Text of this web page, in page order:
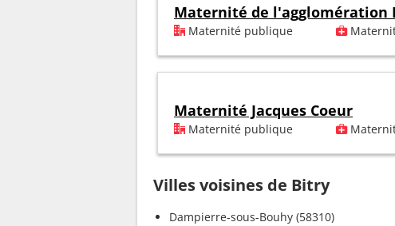
Maternité de l'agglomération
Maternité publique
Maternité Jacques Coeur
Maternité publique
Villes voisines de Bitry
Dampierre-sous-Bouhy (58310)